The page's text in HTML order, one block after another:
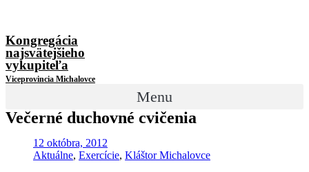
Kongregácia
najsvätejšieho
vykupiteľa
Viceprovincia Michalovce
Menu
Večerné duchovné cvičenia
12 októbra, 2012
Aktuálne, Exercície, Kláštor Michalovce